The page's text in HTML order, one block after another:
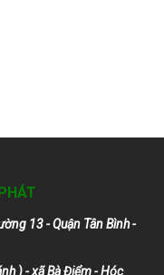
13 - Quận Tân Bình -
) - xã Bà Điểm - Hóc